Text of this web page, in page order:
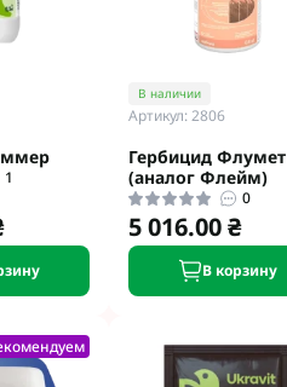
Сингента Под
1
В наличии
Артикул: 2806
Гербицид Флумет
(аналог Флейм)
0
5 016.00 ₴
В корзину